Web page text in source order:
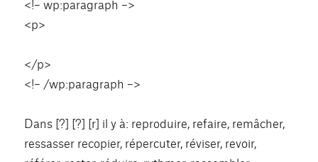
<!– wp:paragraph –>
<p>
</p>
<!– /wp:paragraph –>
Dans [?] [?] [r] il y à: reproduire, refaire, remâcher,
ressasser recopier, répercuter, réviser, revoir,